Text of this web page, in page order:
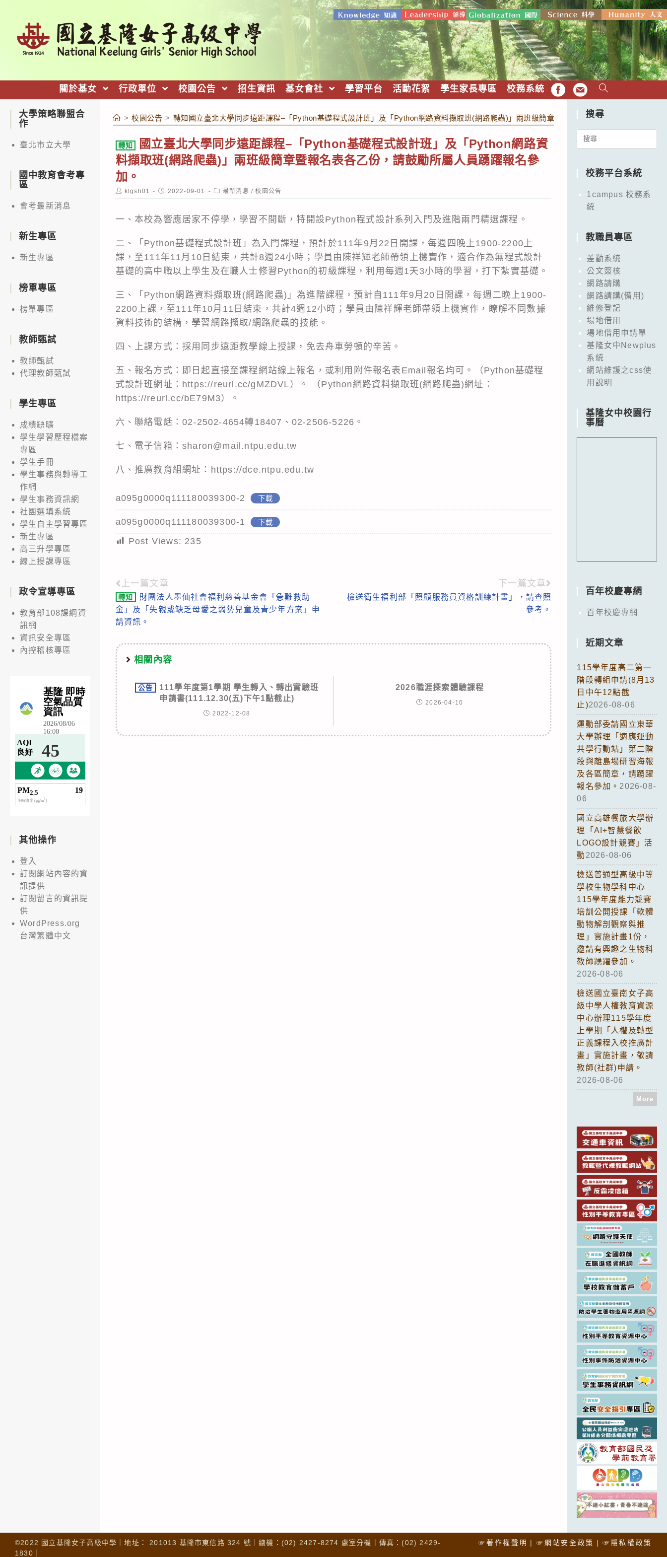
關於基女 行政單位 校園公告 招生資訊 基女會社 學習平台 活動花絮 學生家長專區 校務系統 FB EMAIL
> 校園公告 > 轉知國立臺北大學同步遠距課程–「Python基礎程式設計班」及「Python網路資料擷取班(網路爬蟲)」兩班級簡章暨報名表各乙份，請鼓勵所屬人
轉知
國立臺北大學同步遠距課程–「Python基礎程式設計班」及「Python網路資
料擷取班(網路爬蟲)」兩班級簡章暨報名表各乙份，請鼓勵所屬人員踴躍報名參
加。
Post
author:
klgsh01
Post
published:
2022-09-01
Post
category:
最新消息 / 校園公告
一、本校為響應居家不停學，學習不間斷，特開設Python程式設計系列入門及進階兩門精選課程。
二、「Python基礎程式設計班」為入門課程，預計於111年9月22日開課，每週四晚上1900-2200上
課，至111年11月10日結束，共計8週24小時；學員由陳祥輝老師帶領上機實作，適合作為無程式設計
基礎的高中職以上學生及在職人士修習Python的初級課程，利用每週1天3小時的學習，打下紮實基礎。
三、「Python網路資料擷取班(網路爬蟲)」為進階課程，預計自111年9月20日開課，每週二晚上1900-
2200上課，至111年10月11日結束，共計4週12小時；學員由陳祥輝老師帶領上機實作，瞭解不同數據
資料技術的結構，學習網路擷取/網路爬蟲的技能。
四、上課方式：採用同步遠距教學線上授課，免去舟車勞頓的辛苦。
五、報名方式：即日起直接至課程網站線上報名，或利用附件報名表Email報名均可。（Python基礎程
式設計班網址：https://reurl.cc/gMZDVL）。 （Python網路資料擷取班(網路爬蟲)網址：
https://reurl.cc/bE79M3）。
六、聯絡電話：02-2502-4654轉18407、02-2506-5226。
七、電子信箱：sharon@mail.ntpu.edu.tw
八、推廣教育組網址：https://dce.ntpu.edu.tw
a095g0000q111180039300-2 下載
a095g0000q111180039300-1 下載
Post Views: 235
Read
more
articles
上一篇文章
轉知
財團法人墨仙社會福利慈善基金會「急難救助
金」及「失親或缺乏母愛之弱勢兒童及青少年方案」申
請資訊。
下一篇文章
檢送衛生福利部「照顧服務員資格訓練計畫」，請查照
參考。
相關內容
公告
111學年度第1學期 學生轉入、轉出實驗班
申請書(111.12.30(五)下午1點截止)
2022-12-08
2026職涯探索體驗課程
2026-04-10
大學策略聯盟合
作
臺北市立大學
國中教育會考專
區
會考最新消息
新生專區
新生專區
榜單專區
榜單專區
教師甄試
教師甄試
代理教師甄試
學生專區
成績缺曠
學生學習歷程檔案
專區
學生手冊
學生事務與轉導工
作網
學生事務資訊網
社團選填系統
學生自主學習專區
新生專區
高三升學專區
線上授課專區
政令宣導專區
教育部108課綱資
訊網
資訊安全專區
內控稽核專區
其他操作
登入
訂閱網站內容的資
訊提供
訂閱留言的資訊提
供
WordPress.org
台灣繁體中文
搜尋
Search
校務平台系統
1campus 校務系
統
教職員專區
差勤系統
公文簽核
網路請購
網路請購(備用)
維修登記
場地借用
場地借用申請單
基隆女中Newplus
系統
網站維護之css使
用說明
基隆女中校園行
事曆
百年校慶專網
百年校慶專網
近期文章
115學年度高二第一
階段轉組申請(8月13
日中午12點截
止)2026-08-06
運動部委請國立東華
大學辦理「適應運動
共學行動站」第二階
段與離島場研習海報
及各區簡章，請踴躍
報名參加。 2026-08-
06
國立高雄餐旅大學辦
理「AI+智慧餐飲
LOGO設計競賽」活
動 2026-08-06
檢送普通型高級中等
學校生物學科中心
115學年度能力競賽
培訓公開授課「軟體
動物解剖觀察與推
理」實施計畫1份，
邀請有興趣之生物科
教師踴躍參加。
2026-08-06
檢送國立臺南女子高
級中學人權教育資源
中心辦理115學年度
上學期「人權及轉型
正義課程入校推廣計
畫」實施計畫，敬請
教師(社群)申請。
2026-08-06
More
☞著作權聲明 ☞網站安全政策 ☞隱私權政策
©2022 國立基隆女子高級中學｜地址： 201013 基隆市東信路 324 號｜總機：(02) 2427-8274 處室分機｜傳真：(02) 2429-
1830｜